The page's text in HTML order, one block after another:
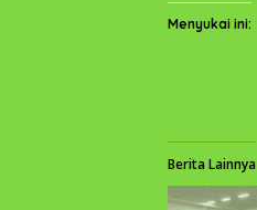
Menyukai ini:
Berita Lainnya